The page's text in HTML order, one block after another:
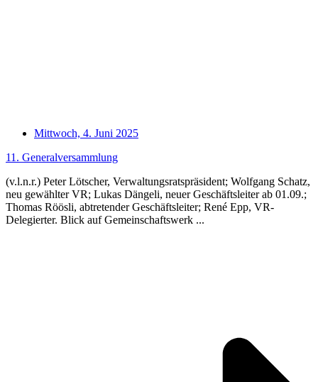
Mittwoch, 4. Juni 2025
11. Generalversammlung
(v.l.n.r.) Peter Lötscher, Verwaltungsratspräsident; Wolfgang Schatz,
neu gewählter VR; Lukas Dängeli, neuer Geschäftsleiter ab 01.09.;
Thomas Röösli, abtretender Geschäftsleiter; René Epp, VR-
Delegierter. Blick auf Gemeinschaftswerk ...